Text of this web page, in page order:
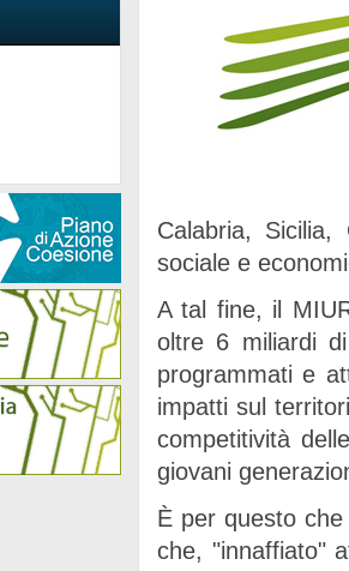
Calabria, Sicilia,
sociale e
A tal fine, il
oltre 6 miliardi
programmati e
impatti sul
competitività
giovani
È per questo
che, "innaffiato"